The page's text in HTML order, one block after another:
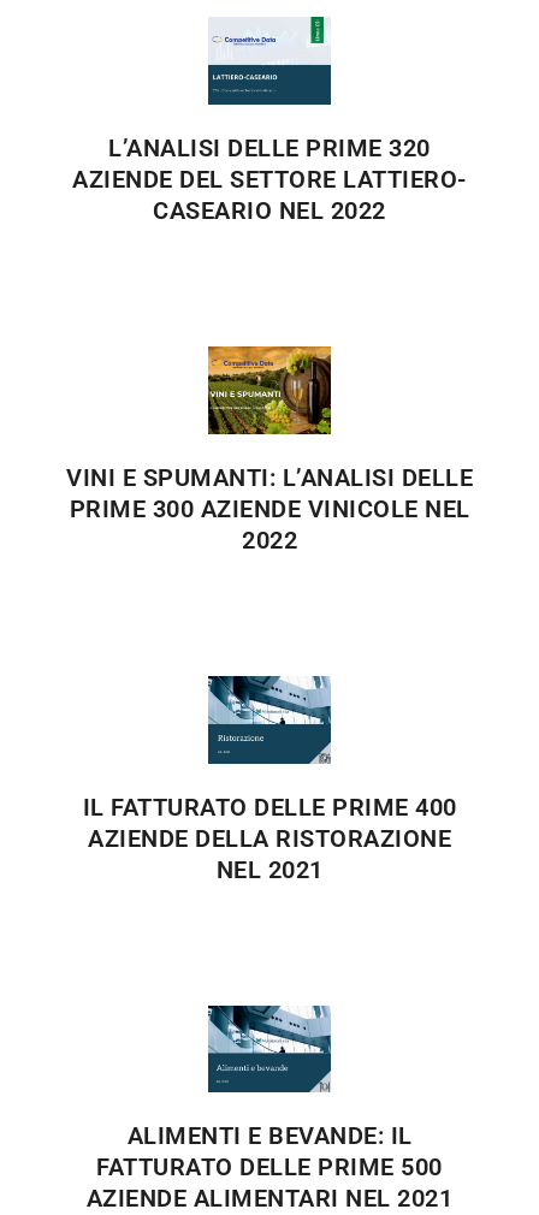
L’ANALISI DELLE PRIME 320
AZIENDE DEL SETTORE LATTIERO-
CASEARIO NEL 2022
VINI E SPUMANTI: L’ANALISI DELLE
PRIME 300 AZIENDE VINICOLE NEL
2022
IL FATTURATO DELLE PRIME 400
AZIENDE DELLA RISTORAZIONE
NEL 2021
ALIMENTI E BEVANDE: IL
FATTURATO DELLE PRIME 500
AZIENDE ALIMENTARI NEL 2021